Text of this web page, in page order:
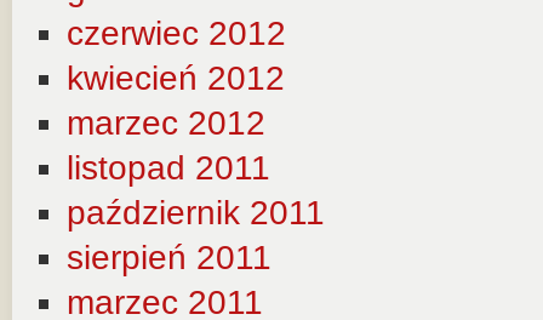
czerwiec 2012
kwiecień 2012
marzec 2012
listopad 2011
październik 2011
sierpień 2011
marzec 2011